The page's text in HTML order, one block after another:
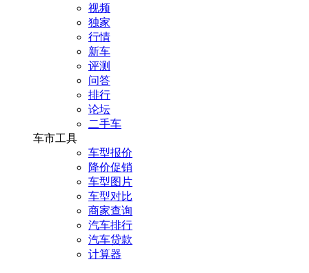
视频
独家
行情
新车
评测
问答
排行
论坛
二手车
车市工具
车型报价
降价促销
车型图片
车型对比
商家查询
汽车排行
汽车贷款
计算器